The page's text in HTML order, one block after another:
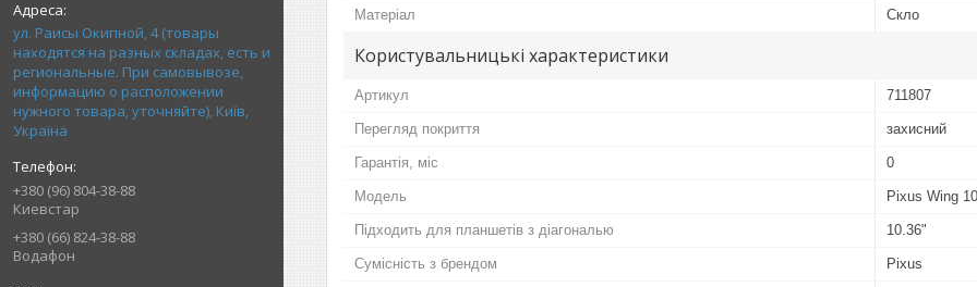
ул. Раисы Окипной, 4 (товары
находятся на разных складах, есть и
региональные. При самовывозе,
информацию о расположении
нужного товара, уточняйте), Київ,
Україна
+380 (96) 804-38-88
Киевстар
+380 (66) 824-38-88
Водафон
Матеріал Скло
Користувальницькі характеристики
Артикул 711807
Перегляд покриття захисний
Гарантія, міс 0
Мoдель Pixus Wing
Підходить для планшетів з діагональю 10.36"
Сумісність з брендом Pixus